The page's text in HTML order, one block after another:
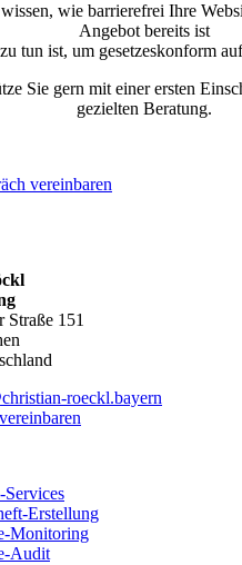
wie barrierefrei Ihre
Angebot bereits ist
tun ist, um gesetzeskonform
Sie gern mit einer ersten
gezielten Beratung.
vereinbaren
Straße 151
roeckl.bayern
Services
Erstellung
Monitoring
Audit